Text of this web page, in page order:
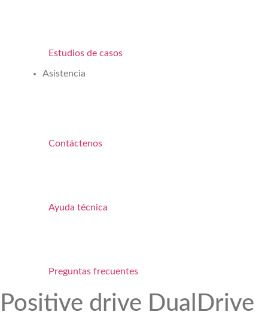
Estudios de casos
Asistencia
Contáctenos
Ayuda técnica
Preguntas frecuentes
Positive drive DualDrive